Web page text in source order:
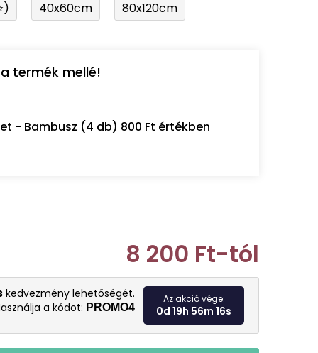
40x60cm 80x120cm
termék mellé!
- Bambusz (4 db) 800 Ft értékben
8 200 Ft-tól
Egységár:
kedvezmény lehetőségét.
a kódot: PROMO4
Az akció vége:
0d 19h 56m 15s